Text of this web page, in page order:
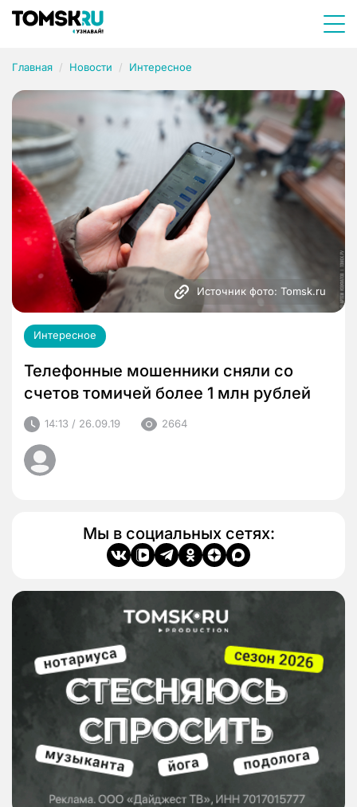
Главная Новости Интересное
Источник фото: Tomsk.ru
Интересное
Телефонные мошенники сняли со
счетов томичей более 1 млн рублей
14:13 / 26.09.19 2664
Мы в социальных сетях: